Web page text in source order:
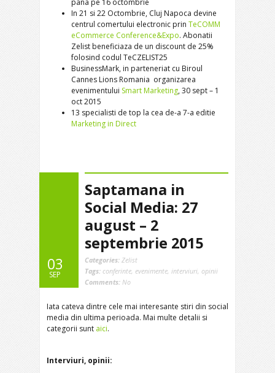
pana pe 16 octombrie
In 21 si 22 Octombrie, Cluj Napoca devine
centrul comertului electronic prin TeCOMM
eCommerce Conference&Expo. Abonatii
Zelist beneficiaza de un discount de 25%
folosind codul TeCZELIST25
BusinessMark, in parteneriat cu Biroul
Cannes Lions Romania organizarea
evenimentului Smart Marketing, 30 sept – 1
oct 2015
13 specialisti de top la cea de-a 7-a editie
Marketing in Direct
03
SEP
Saptamana in
Social Media: 27
august – 2
septembrie 2015
Categories: Zelist
Tags: conferinte, evenimente, interviuri, opinii
Comments: No
Iata cateva dintre cele mai interesante stiri din social
media din ultima perioada. Mai multe detalii si
categorii sunt aici.
Interviuri, opinii: